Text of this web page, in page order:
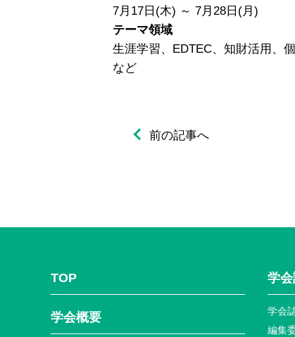
7月17日(木) ～ 7月28日(月)
テーマ領域
生涯学習、EDTEC、知財活用、
など
前の記事へ
TOP
学会概要
学
学会
編集